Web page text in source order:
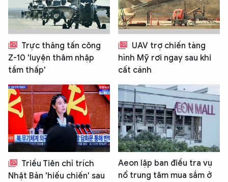
Trực thăng tấn công
Z-10 'luyện thâm nhập
tầm thấp'
UAV trợ chiến tàng
hình Mỹ rơi ngay sau khi
cất cánh
Triều Tiên chỉ trích
Nhật Bản 'hiếu chiến' sau
Aeon lập ban điều tra vụ
nổ trung tâm mua sắm ở